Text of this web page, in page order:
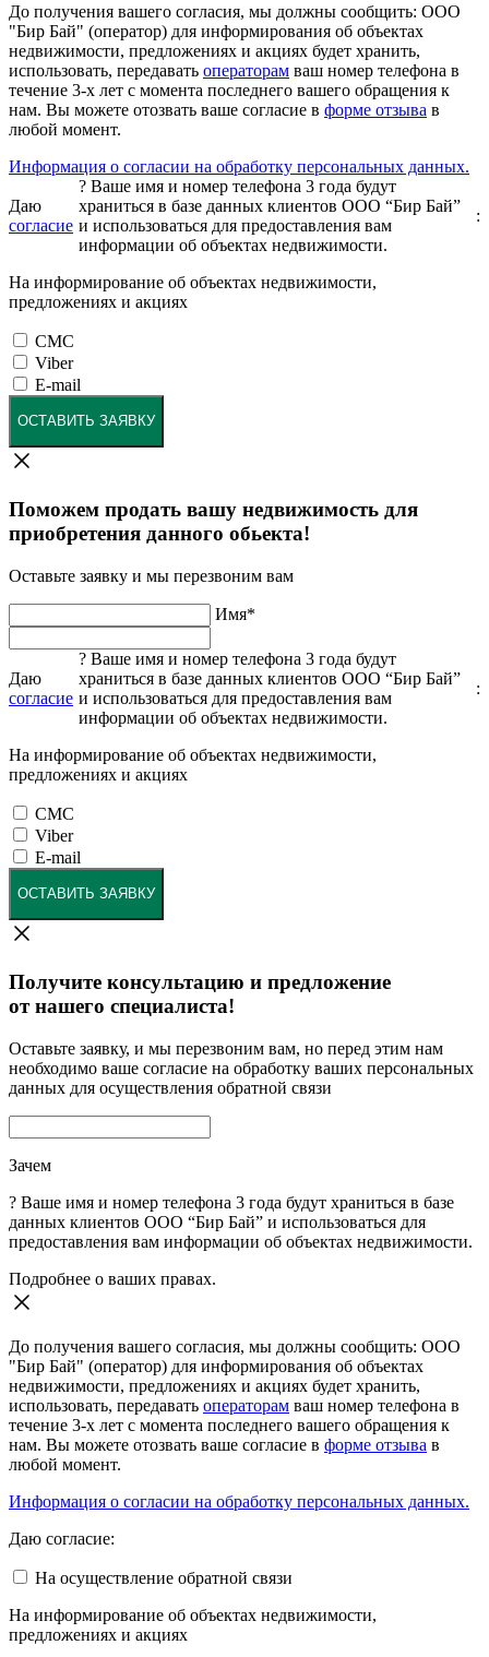
До получения вашего согласия, мы должны сообщить: ООО
"Бир Бай" (оператор) для информирования об объектах
недвижимости, предложениях и акциях будет хранить,
использовать, передавать операторам ваш номер телефона в
течение 3-х лет с момента последнего вашего обращения к
нам. Вы можете отозвать ваше согласие в форме отзыва в
любой момент.
Информация о согласии на обработку персональных данных.
Даю
согласие
? Ваше имя и номер телефона 3 года будут
храниться в базе данных клиентов ООО “Бир Бай”
и использоваться для предоставления вам
информации об объектах недвижимости.
:
На информирование об объектах недвижимости,
предложениях и акциях
СМС
Viber
E-mail
ОСТАВИТЬ ЗАЯВКУ
Поможем продать вашу недвижимость для
приобретения данного обьекта!
Оставьте заявку и мы перезвоним вам
Имя*
Даю
согласие
? Ваше имя и номер телефона 3 года будут
храниться в базе данных клиентов ООО “Бир Бай”
и использоваться для предоставления вам
информации об объектах недвижимости.
:
На информирование об объектах недвижимости,
предложениях и акциях
СМС
Viber
E-mail
ОСТАВИТЬ ЗАЯВКУ
Получите консультацию и предложение
от нашего специалиста!
Оставьте заявку, и мы перезвоним вам, но перед этим нам
необходимо ваше согласие на обработку ваших персональных
данных для осуществления обратной связи
Зачем
? Ваше имя и номер телефона 3 года будут храниться в базе
данных клиентов ООО “Бир Бай” и использоваться для
предоставления вам информации об объектах недвижимости.
Подробнее о ваших правах.
До получения вашего согласия, мы должны сообщить: ООО
"Бир Бай" (оператор) для информирования об объектах
недвижимости, предложениях и акциях будет хранить,
использовать, передавать операторам ваш номер телефона в
течение 3-х лет с момента последнего вашего обращения к
нам. Вы можете отозвать ваше согласие в форме отзыва в
любой момент.
Информация о согласии на обработку персональных данных.
Даю согласие:
На осуществление обратной связи
На информирование об объектах недвижимости,
предложениях и акциях